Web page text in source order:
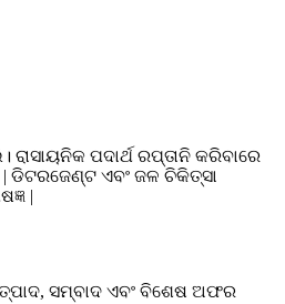
ପଦାର୍ଥ ରପ୍ତାନି କରିବାରେ
ଡିଟରଜେଣ୍ଟ ଏବଂ ଜଳ ଚିକିତ୍ସା
|
ସମ୍ବାଦ ଏବଂ ବିଶେଷ ଅଫର